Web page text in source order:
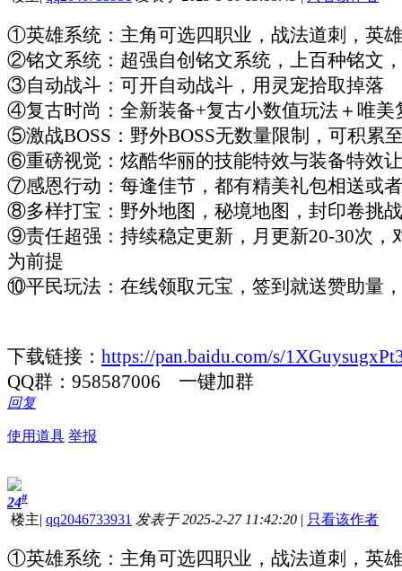
①英雄系统：主角可选四职业，战法道刺，英
②铭文系统：超强自创铭文系统，上百种铭文
③自动战斗：可开自动战斗，用灵宠拾取掉落
④复古时尚：全新装备+复古小数值玩法＋唯
⑤激战BOSS：野外BOSS无数量限制，可积累
⑥重磅视觉：炫酷华丽的技能特效与装备特效
⑦感恩行动：每逢佳节，都有精美礼包相送或
⑧多样打宝：野外地图，秘境地图，封印卷挑
⑨责任超强：持续稳定更新，月更新20-30次，
为前提
⑩平民玩法：在线领取元宝，签到就送赞助量
下载链接： https://pan.baidu.com/s/
QQ群：958587006 一键加群
回复
使用道具 举报
24#
楼主| qq2046733931 发表于 2025-2-27 11:42:20 | 只看该作者
①英雄系统：主角可选四职业，战法道刺，英